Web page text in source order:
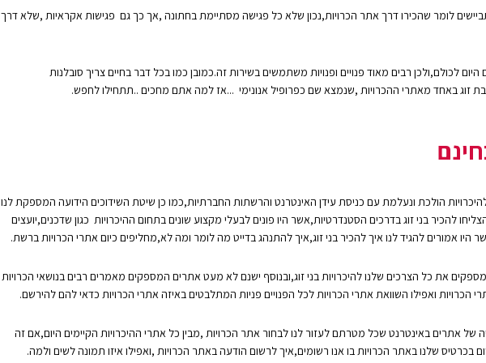
לומר שהכירו דרך אתר הכרויות,נכון שלא כל פגישה מסתיימת בחתונה ,אך כך גם פגישות אקראיות ,שלא דרך
לכולם,ולכן רבים מאוד פנויים ופנויות משתמשים בשירות זה.כמובן כמו בכל דבר בחיים צריך סובלנות
זוג באחד מאתרי ההכרויות ,שנמצא שם כפרופיל אנונימי ...אז למה אתם מחכים ..תתחילו לחפש.
הולכת ונעלמת עם כניסת עידן האינטרנט והרשתות החברתיות,כמו כן שיטת השידוכים הידועה המספקת לנו
להכיר בני זוג בדרכים הסטנדרטיות,אשר היו פונים לבעלי מקצוע שונים בתחום ההיכרויות כגון שדכנים,יועצים
היו אמורים להגיד לנו איך להכיר בני זוג,איך להתנהג בדייט מה לומר ומה לא,מחליפים כיום אתרי הכרויות ברשת.
את כל הצרכים שלנו להיכרויות בני זוג,ובנוסף ישנם לא מעט אתרים המספקים מאמרים רבים בנושאי הכרויות
הכרויות ואפילו השוואת אתרי הכרויות לכל הפנויים פניות המתלבטים באיזה אתרי הכרויות כדאי להם להירשם.
של אתרים באינטרנט שכל מטרתם לעזור לנו לבחור אתר הכרויות ,מבין כל אתרי ההיכרויות הקיימים היום,אם זה
שלנו באתר הכרויות בו אנו רשומים,איך לרשום הודעה באתר הכרויות ,ואפילו איזו תמונה לשים ולמה.